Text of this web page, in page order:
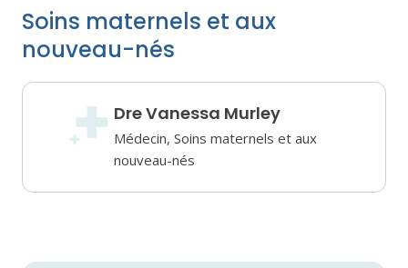
Soins maternels et aux
nouveau-nés
Dre Vanessa Murley
Médecin, Soins maternels et aux
nouveau-nés